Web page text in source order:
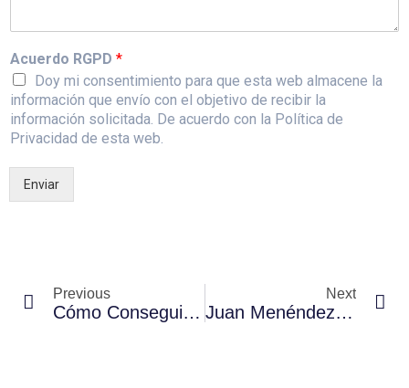
Acuerdo RGPD *
Doy mi consentimiento para que esta web almacene la
información que envío con el objetivo de recibir la
información solicitada. De acuerdo con la Política de
Privacidad de esta web.
Enviar
Previous
Cómo Conseguir Buenos Hábitos Cardiosaludables
Next
Juan Menéndez Granados ‘Juan Sin Miedo’ Con La Cardioprotección